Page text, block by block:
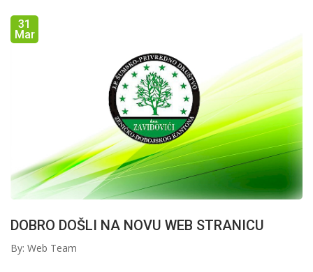
31
Mar
DOBRO DOŠLI NA NOVU WEB STRANICU
By: Web Team